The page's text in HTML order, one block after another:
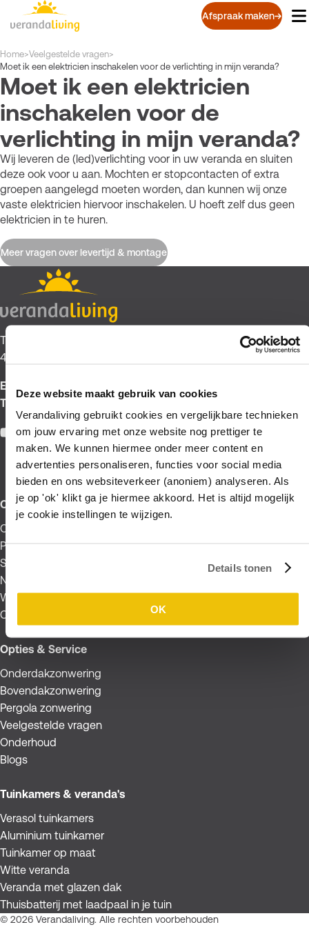
Deze website maakt gebruik van cookies
Verandaliving gebruikt cookies en vergelijkbare technieken
om jouw ervaring met onze website nog prettiger te
maken. We kunnen hiermee onder meer content en
advertenties personaliseren, functies voor social media
bieden en ons websiteverkeer (anoniem) analyseren. Als
je op 'ok' klikt ga je hiermee akkoord. Het is altijd mogelijk
je cookie instellingen te wijzigen.
Details tonen
OK
Overslaan
en
de
inhoud
gaan
Afspraak maken
Kruimelpad
Home>Veelgestelde vragen>
Moet ik een elektricien inschakelen voor de verlichting in mijn veranda?
Moet ik een elektricien
inschakelen voor de
verlichting in mijn veranda?
Wij leveren de (led)verlichting voor in uw veranda en sluiten
deze ook voor u aan. Mochten er stopcontacten of extra
groepen aangelegd moeten worden, dan kunnen wij onze
vaste elektricien hiervoor inschakelen. U hoeft zelf dus geen
elektricien in te huren.
Meer vragen over levertijd & montage
Tienhovenseweg 43
4121 KT Everdingen
E:
T:
YouTube
Facebook
Pinterest
Instagram
Over verandaliving
Over ons
Producten
Showtuin
Nieuws
Werken bij
Contact
Opties & Service
Onderdakzonwering
Bovendakzonwering
Pergola zonwering
Veelgestelde vragen
Onderhoud
Blogs
Tuinkamers & veranda's
Verasol tuinkamers
Aluminium tuinkamer
Tuinkamer op maat
Witte veranda
Veranda met glazen dak
Thuisbatterij met laadpaal in je tuin
© 2026 Verandaliving. Alle rechten voorbehouden